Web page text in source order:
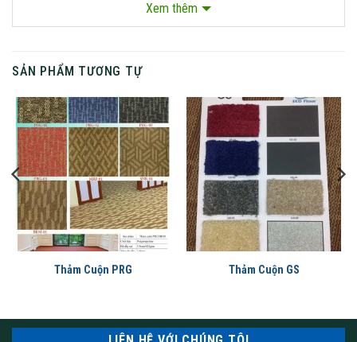
có tiêu chuẩn cao.
tham cuon cao cap cua thamthienthanh
Xem thêm
SẢN PHẨM TƯƠNG TỰ
Thảm Cuộn PRG Thảm Cuộn GS